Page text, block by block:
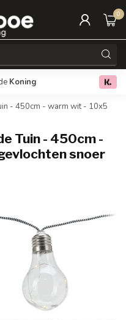
0
Koning Free
- 450cm - warm wit - 10x5
Tuin - 450cm -
snoer